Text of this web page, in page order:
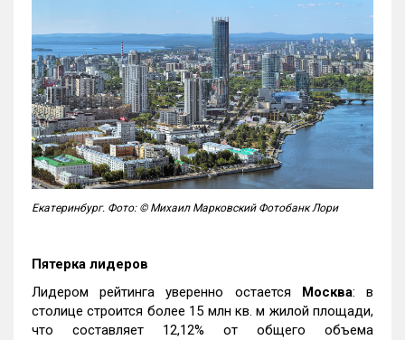
Екатеринбург. Фото: © Михаил Марковский Фотобанк Лори
Пятерка лидеров
Лидером рейтинга уверенно остается Москва: в
столице строится более 15 млн кв. м жилой площади,
что составляет 12,12% от общего объема